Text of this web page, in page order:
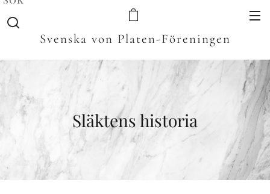
Svenska von Platen-Föreningen
Släktens historia